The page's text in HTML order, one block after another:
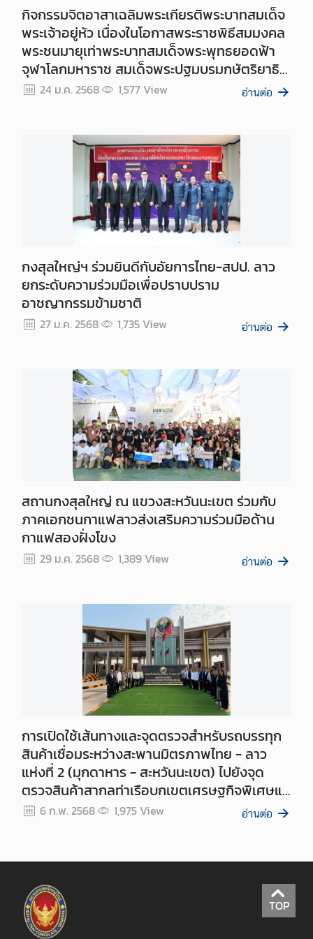
ข้
อ
มู
ล
ด้
า
แ
ล
ะ
กิ
า
ร
ก
ง
สุ
ร
ว
จ
ล
ง
ต
(
I
S
A
กิจกรรมจิตอาสาเฉลิมพระเกียรติพระบาทสมเด็จ
พระเจ้าอยู่หัว เนื่องในโอกาสพระราชพิธีสมมงคล
พระชนมายุเท่าพระบาทสมเด็จพระพุทธยอดฟ้า
จุฬาโลกมหาราช สมเด็จพระปฐมบรมกษัตริยาธิ
ราชแห่งพระราชวงศ์จักรี พุทธศักราช ๒๕๖๘
24 ม.ค. 2568 1,577View อ่านต่อ
กงสุลใหญ่ฯ ร่วมยินดีกับอัยการไทย-สปป. ลาว
ยกระดับความร่วมมือเพื่อปราบปราม
อาชญากรรมข้ามชาติ
27 ม.ค. 2568 1,735View อ่านต่อ
สถานกงสุลใหญ่ ณ แขวงสะหวันนะเขต ร่วมกับ
ภาคเอกชนกาแฟลาวส่งเสริมความร่วมมือด้าน
กาแฟสองฝั่งโขง
29 ม.ค. 2568 1,389View อ่านต่อ
การเปิดใช้เส้นทางและจุดตรวจสำหรับรถบรรทุก
สินค้าเชื่อมระหว่างสะพานมิตรภาพไทย - ลาว
แห่งที่ 2 (มุกดาหาร - สะหวันนะเขต) ไปยังจุด
ตรวจสินค้าสากลท่าเรือบกเขตเศรษฐกิจพิเศษแข
วงสะหวันนะเขต
6 ก.พ. 2568 1,975View อ่านต่อ
TOP